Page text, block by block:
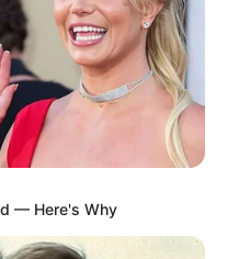
— Here's Why